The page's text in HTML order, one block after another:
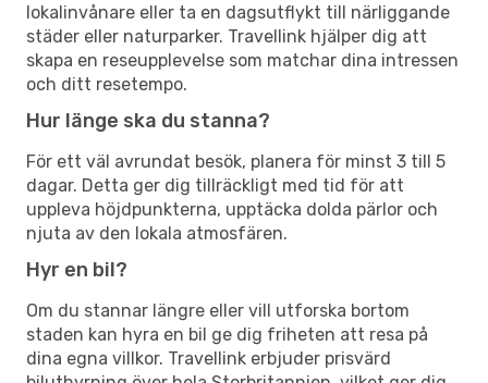
lokalinvånare eller ta en dagsutflykt till närliggande
städer eller naturparker. Travellink hjälper dig att
skapa en reseupplevelse som matchar dina intressen
och ditt resetempo.
Hur länge ska du stanna?
För ett väl avrundat besök, planera för minst 3 till 5
dagar. Detta ger dig tillräckligt med tid för att
uppleva höjdpunkterna, upptäcka dolda pärlor och
njuta av den lokala atmosfären.
Hyr en bil?
Om du stannar längre eller vill utforska bortom
staden kan hyra en bil ge dig friheten att resa på
dina egna villkor. Travellink erbjuder prisvärd